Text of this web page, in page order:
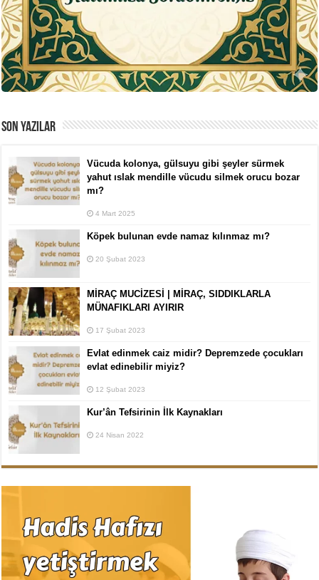
SON YAZILAR
Vücuda kolonya, gülsuyu gibi şeyler sürmek
yahut ıslak mendille vücudu silmek orucu bozar
mı?
4 Mart 2025
Köpek bulunan evde namaz kılınmaz mı?
20 Şubat 2023
MİRAÇ MUCİZESİ | MİRAÇ, SIDDIKLARLA
MÜNAFIKLARI AYIRIR
17 Şubat 2023
Evlat edinmek caiz midir? Depremzede çocukları
evlat edinebilir miyiz?
12 Şubat 2023
Kur’ân Tefsirinin İlk Kaynakları
24 Nisan 2022